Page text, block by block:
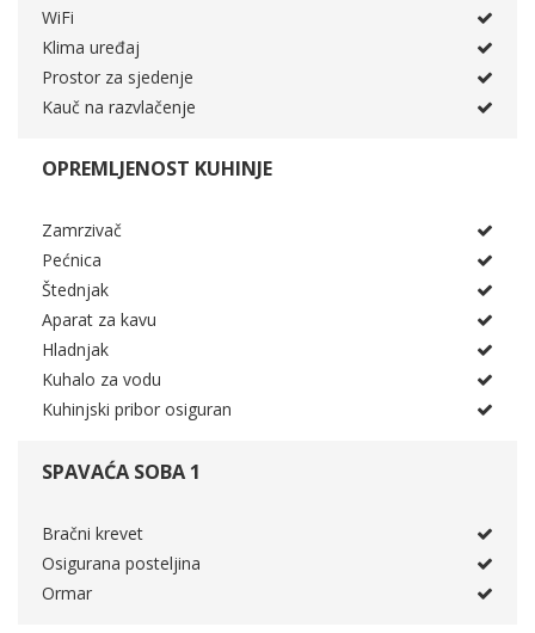
WiFi
Klima uređaj
Prostor za sjedenje
Kauč na razvlačenje
OPREMLJENOST KUHINJE
Zamrzivač
Pećnica
Štednjak
Aparat za kavu
Hladnjak
Kuhalo za vodu
Kuhinjski pribor osiguran
SPAVAĆA SOBA 1
Bračni krevet
Osigurana posteljina
Ormar